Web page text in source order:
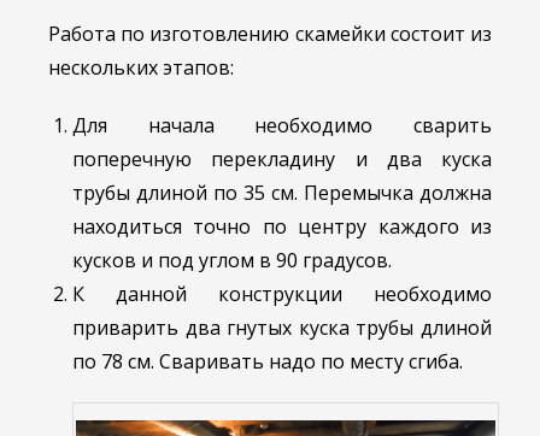
Работа по изготовлению скамейки состоит из
нескольких этапов:
Для начала необходимо сварить
поперечную перекладину и два куска
трубы длиной по 35 см. Перемычка должна
находиться точно по центру каждого из
кусков и под углом в 90 градусов.
К данной конструкции необходимо
приварить два гнутых куска трубы длиной
по 78 см. Сваривать надо по месту сгиба.